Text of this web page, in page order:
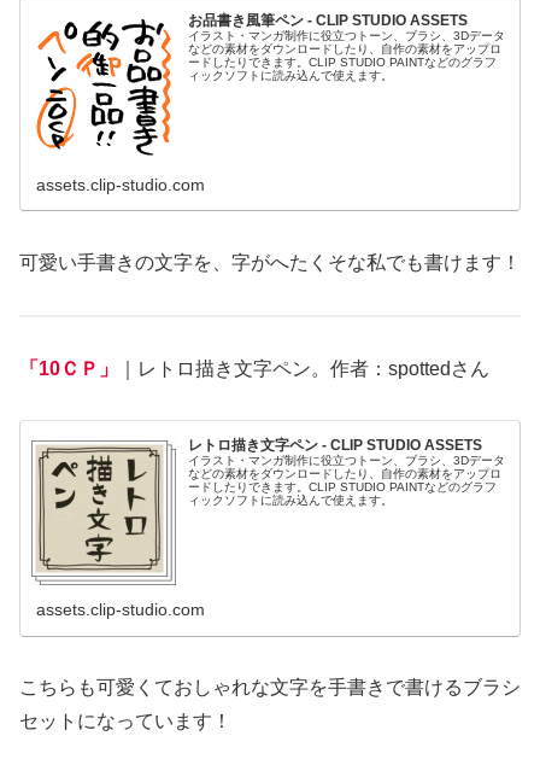
お品書き風筆ペン - CLIP STUDIO ASSETS
イラスト・マンガ制作に役立つトーン、ブラシ、3Dデータ
などの素材をダウンロードしたり、自作の素材をアップロ
ードしたりできます。CLIP STUDIO PAINTなどのグラフ
ィックソフトに読み込んで使えます。
assets.clip-studio.com
可愛い手書きの文字を、字がへたくそな私でも書けます！
「10ＣＰ」 ｜レトロ描き文字ペン。作者：spottedさん
レトロ描き文字ペン - CLIP STUDIO ASSETS
イラスト・マンガ制作に役立つトーン、ブラシ、3Dデータ
などの素材をダウンロードしたり、自作の素材をアップロ
ードしたりできます。CLIP STUDIO PAINTなどのグラフ
ィックソフトに読み込んで使えます。
assets.clip-studio.com
こちらも可愛くておしゃれな文字を手書きで書けるブラシ
セットになっています！